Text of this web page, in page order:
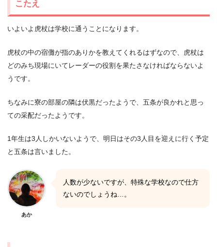
こたえ
いよいよ虎杖は学校に通うことになります。
虎杖の中の宿儺が指のありかを教えてくれるはずなので、虎杖は
どのみち現場にいてレーダーの役割を果たさなければならないよ
うです。
ちなみに寮の部屋の隣は伏黒だったようで、五条が良かれと思っ
ての采配だったようです。
1年生は3人しかいないようで、明日はその3人目を迎えに行く予定
と五条は言いました。
あか
人数が少ないですが、特殊な学校なので仕方
ないのでしょうね…。